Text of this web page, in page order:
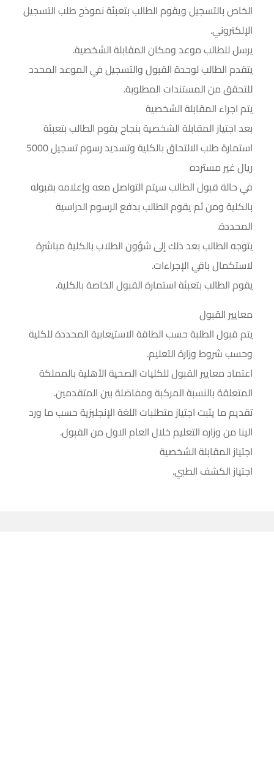
الخاص بالتسجيل ويقوم الطالب بتعبئة نموذج طلب التسجيل
الإلكتروني.
يرسل للطالب موعد ومكان المقابلة الشخصية.
يتقدم الطالب لوحدة القبول والتسجيل في الموعد المحدد
للتحقق من المستندات المطلوبة.
يتم اجراء المقابلة الشخصية
بعد اجتياز المقابلة الشخصية بنجاح يقوم الطالب بتعبئة
استمارة طلب الالتحاق بالكلية وتسديد رسوم تسجيل 5000
ريال غير مسترده
في حالة قبول الطالب سيتم التواصل معه وإعلامه بقبوله
بالكلية ومن ثم يقوم الطالب بدفع الرسوم الدراسية
المحددة.
يتوجه الطالب بعد ذلك إلى شؤون الطلاب بالكلية مباشرة
لاستكمال باقي الإجراءات.
يقوم الطالب بتعبئة استمارة القبول الخاصة بالكلية.
معايير القبول
يتم قبول الطلبة حسب الطاقة الاستيعابية المحددة للكلية
وحسب شروط وزارة التعليم.
اعتماد معايير القبول للكليات الصحية الأهلية بالمملكة
المتعلقة بالنسبة المركبة ومفاضلة بين المتقدمين.
تقديم ما يثبت اجتياز متطلبات اللغة الإنجليزية حسب ما ورد
الينا من وزاره التعليم خلال العام الاول من القبول.
اجتياز المقابلة الشخصية
اجتياز الكشف الطبي.